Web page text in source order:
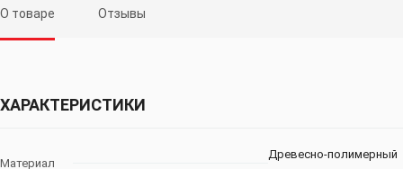
О товаре Отзывы
ХАРАКТЕРИСТИКИ
Материал
Древесно-полимерный